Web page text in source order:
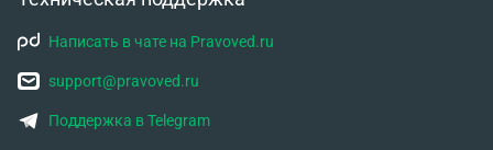
Написать в чате на Pravoved.ru
support@pravoved.ru
Поддержка в Telegram